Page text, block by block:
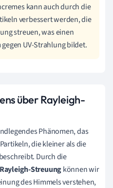
kann auch durch die
verbessert werden, die
streuen, was einen
UV-Strahlung bildet.
über Rayleigh-
Phänomen, das
die kleiner als die
Durch die
Rayleigh-Streuungkönnen wir
des Himmels verstehen,